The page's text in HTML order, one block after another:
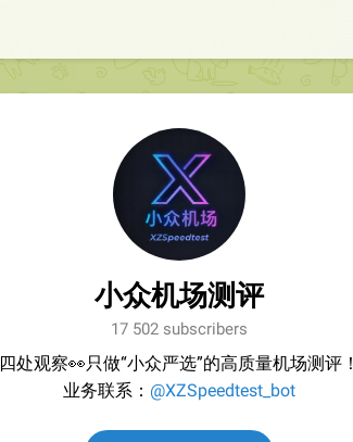
小众机场测评
17 502 subscribers
四处观察👀只做“小众严选”的高质量机场测评！
业务联系： @XZSpeedtest_bot